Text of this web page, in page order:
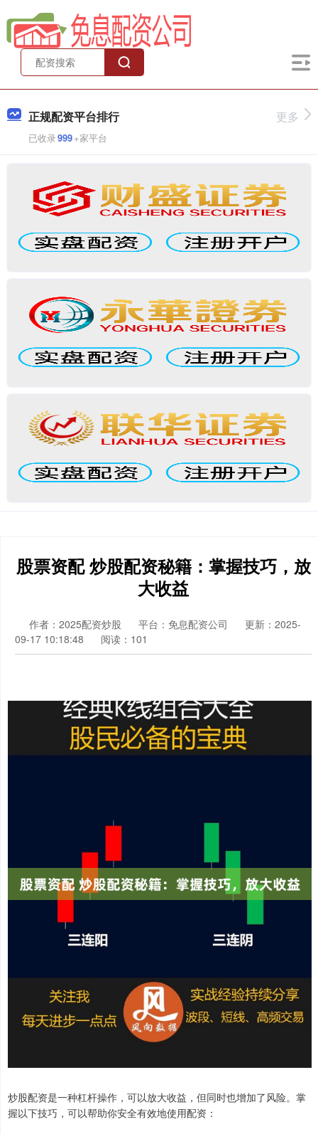
正规配资平台排行
已收录999+家平台
更多
股票资配 炒股配资秘籍：掌握技巧，放
大收益
作者：2025配资炒股 平台：免息配资公司
更新：2025-
09-17 10:18:48
阅读：101
炒股配资是一种杠杆操作，可以放大收益，但同时也增加了风险。掌
握以下技巧，可以帮助你安全有效地使用配资：